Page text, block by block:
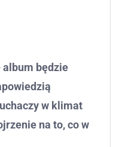
album będzie
w klimat
na to, co w